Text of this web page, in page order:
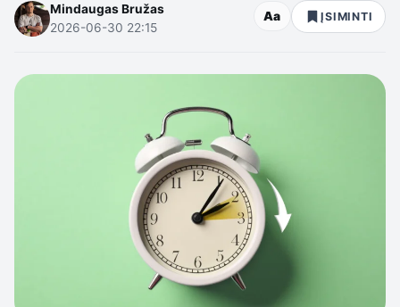
Mindaugas Bružas
2026-06-30 22:15
Aa ĮSIMINTI